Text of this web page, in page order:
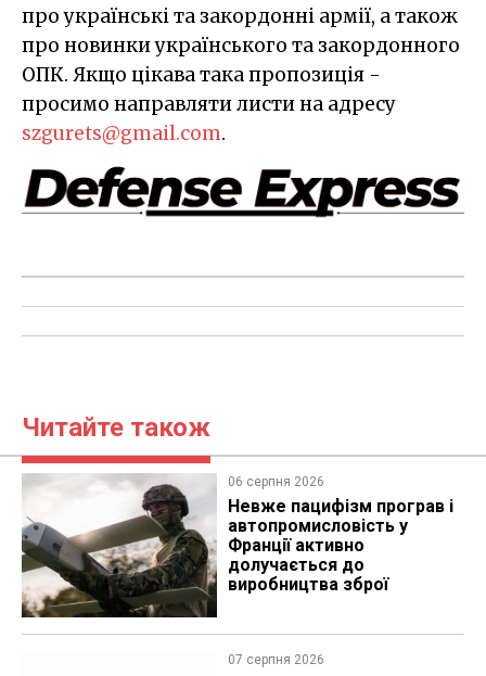
про українські та закордонні армії, а також
про новинки українського та закордонного
ОПК. Якщо цікава така пропозиція -
просимо направляти листи на адресу
szgurets@gmail.com.
Читайте також
06 серпня 2026
Невже пацифізм програв і
автопромисловість у
Франції активно
долучається до
виробництва зброї
07 серпня 2026